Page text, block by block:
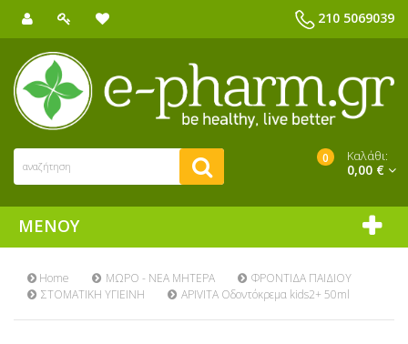
210 5069039
0 Καλάθι:
0,00 €
ΜΕΝΟΎ
Home ΜΩΡΟ - ΝΕΑ ΜΗΤΕΡΑ
ΦΡΟΝΤΙΔΑ ΠΑΙΔΙΟΥ
ΣΤΟΜΑΤΙΚΗ ΥΓΙΕΙΝΗ
APIVITA Οδοντόκρεμα kids2+ 50ml